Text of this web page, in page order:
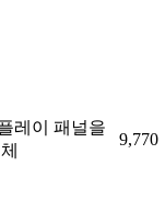
레이 패널을
9,770